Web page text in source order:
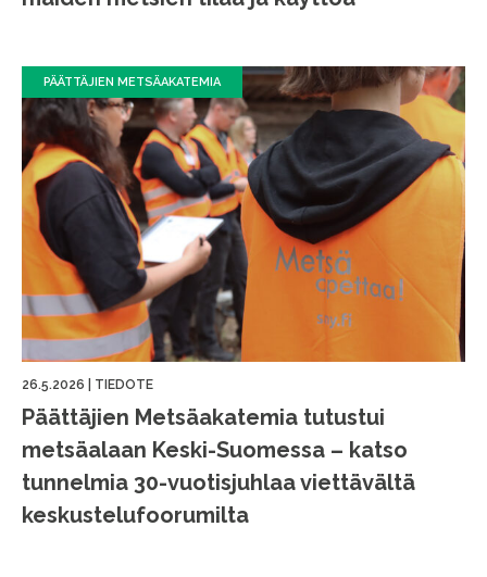
PÄÄTTÄJIEN METSÄAKATEMIA
26.5.2026 TIEDOTE
Päättäjien Metsäakatemia tutustui
metsäalaan Keski-Suomessa – katso
tunnelmia 30-vuotisjuhlaa viettävältä
keskustelufoorumilta